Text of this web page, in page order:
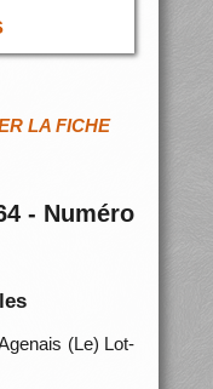
LA FICHE
- Numéro
(Le) Lot-